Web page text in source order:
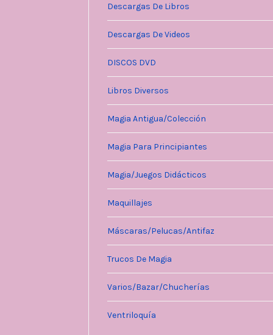
Descargas De Libros
Descargas De Videos
DISCOS DVD
Libros Diversos
Magia Antigua/Colección
Magia Para Principiantes
Magia/Juegos Didácticos
Maquillajes
Máscaras/Pelucas/Antifaz
Trucos De Magia
Varios/Bazar/Chucherías
Ventriloquía